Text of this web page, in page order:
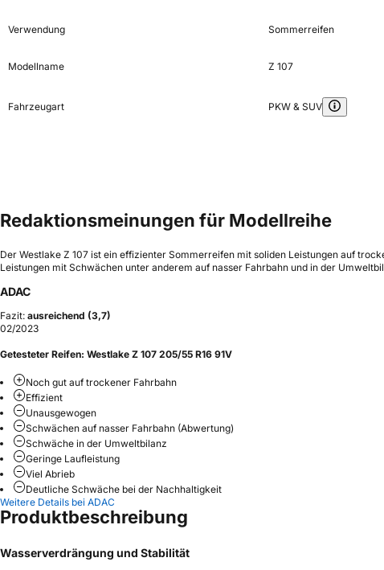
Verwendung Sommerreifen
Modellname Z 107
Fahrzeugart PKW & SUV
Redaktionsmeinungen für Modellreihe
Der Westlake Z 107 ist ein effizienter Sommerreifen mit soliden Leistungen auf
Leistungen mit Schwächen unter anderem auf nasser Fahrbahn und in der
ADAC
Fazit: ausreichend (3,7)
02/2023
Getesteter Reifen: Westlake Z 107 205/55 R16 91V
Noch gut auf trockener Fahrbahn
Effizient
Unausgewogen
Schwächen auf nasser Fahrbahn (Abwertung)
Schwäche in der Umweltbilanz
Geringe Laufleistung
Viel Abrieb
Deutliche Schwäche bei der Nachhaltigkeit
Weitere Details bei ADAC
Produktbeschreibung
Wasserverdrängung und Stabilität